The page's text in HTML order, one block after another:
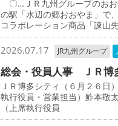
〇…ＪＲ九州グループのお
の駅「水辺の郷おおやま」で
コラボレーション商品「諫山
2026.07.17 JR九州グループ
総会・役員人事 ＪＲ博
ＪＲ博多シティ（６月２６
執行役員・営業担当）鮓本敬
（上席執行役員